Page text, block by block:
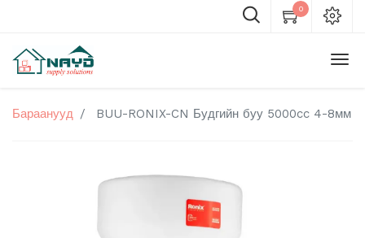
0
Бараанууд BUU-RONIX-CN Будгийн буу 5000cc 4-8мм